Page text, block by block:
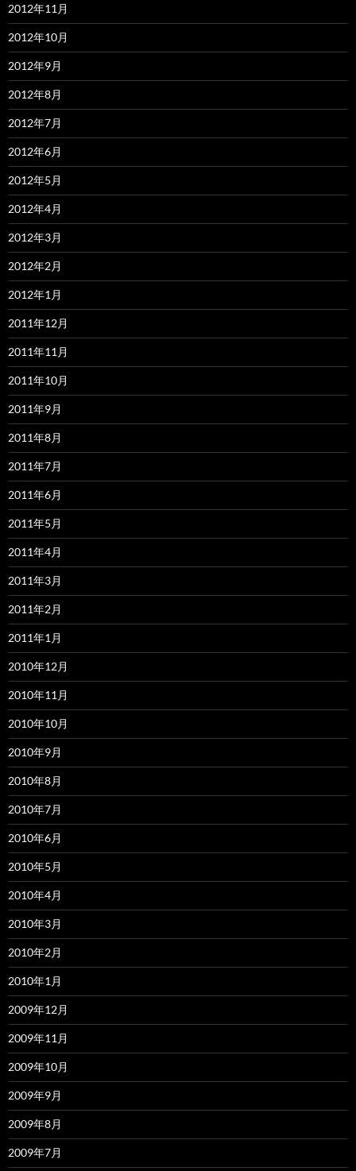
2012年11月
2012年10月
2012年9月
2012年8月
2012年7月
2012年6月
2012年5月
2012年4月
2012年3月
2012年2月
2012年1月
2011年12月
2011年11月
2011年10月
2011年9月
2011年8月
2011年7月
2011年6月
2011年5月
2011年4月
2011年3月
2011年2月
2011年1月
2010年12月
2010年11月
2010年10月
2010年9月
2010年8月
2010年7月
2010年6月
2010年5月
2010年4月
2010年3月
2010年2月
2010年1月
2009年12月
2009年11月
2009年10月
2009年9月
2009年8月
2009年7月